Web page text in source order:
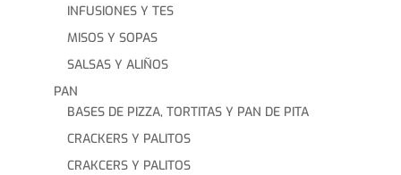
INFUSIONES Y TES
MISOS Y SOPAS
SALSAS Y ALIÑOS
PAN
BASES DE PIZZA, TORTITAS Y PAN DE PITA
CRACKERS Y PALITOS
CRAKCERS Y PALITOS